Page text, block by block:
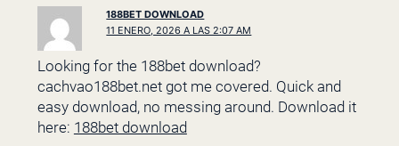
188BET DOWNLOAD
11 ENERO, 2026 A LAS 2:07 AM
Looking for the 188bet download?
cachvao188bet.net got me covered. Quick and
easy download, no messing around. Download it
here: 188bet download